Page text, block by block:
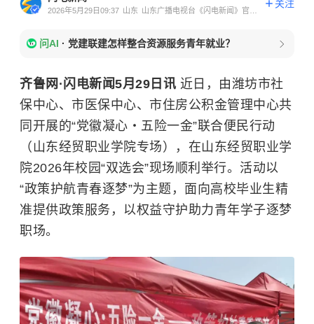
2026年5月29日09:37 山东 山东广播电视台《闪电新闻》官方
关注
问AI · 党建联建怎样整合资源服务青年就业？
齐鲁网·闪电新闻5月29日讯 近日，由潍坊市社
保中心、市医保中心、市住房公积金管理中心共
同开展的“党徽凝心・五险一金”联合便民行动
（山东经贸职业学院专场），在山东经贸职业学
院2026年校园“双选会”现场顺利举行。活动以
“政策护航青春逐梦”为主题，面向高校毕业生精
准提供政策服务，以权益守护助力青年学子逐梦
职场。